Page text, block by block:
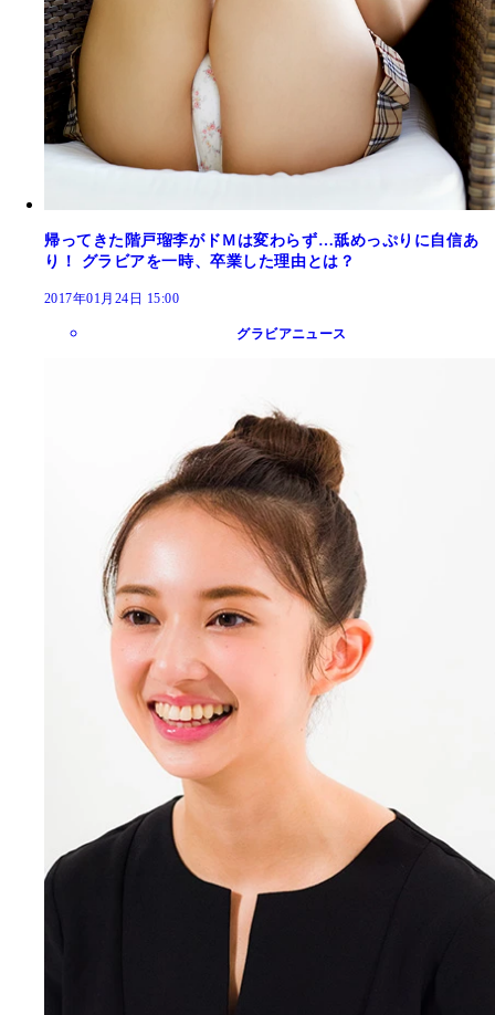
帰ってきた階戸瑠李がドＭは変わらず…舐めっぷりに自信あ
り！ グラビアを一時、卒業した理由とは？
2017年01月24日 15:00
グラビアニュース